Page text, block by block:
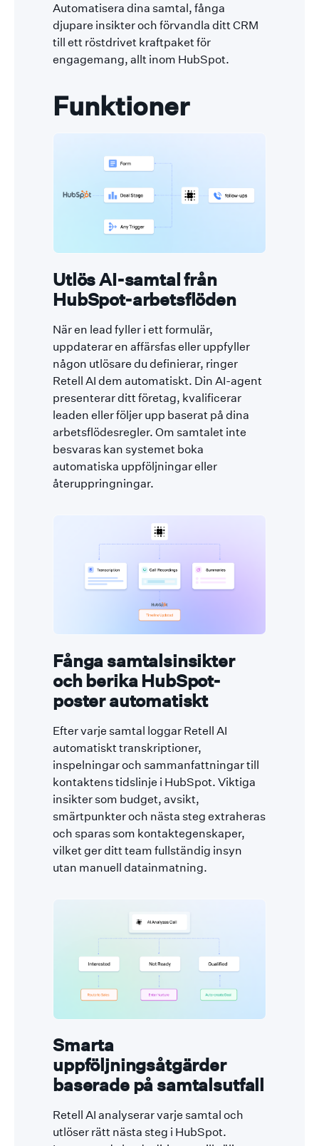
Automatisera dina samtal, fånga
djupare insikter och förvandla ditt CRM
till ett röstdrivet kraftpaket för
engagemang, allt inom HubSpot.
Funktioner
Utlös AI-samtal från
HubSpot-arbetsflöden
När en lead fyller i ett formulär,
uppdaterar en affärsfas eller uppfyller
någon utlösare du definierar, ringer
Retell AI dem automatiskt. Din AI-agent
presenterar ditt företag, kvalificerar
leaden eller följer upp baserat på dina
arbetsflödesregler. Om samtalet inte
besvaras kan systemet boka
automatiska uppföljningar eller
återuppringningar.
Fånga samtalsinsikter
och berika HubSpot-
poster automatiskt
Efter varje samtal loggar Retell AI
automatiskt transkriptioner,
inspelningar och sammanfattningar till
kontaktens tidslinje i HubSpot. Viktiga
insikter som budget, avsikt,
smärtpunkter och nästa steg extraheras
och sparas som kontaktegenskaper,
vilket ger ditt team fullständig insyn
utan manuell datainmatning.
Smarta
uppföljningsåtgärder
baserade på samtalsutfall
Retell AI analyserar varje samtal och
utlöser rätt nästa steg i HubSpot.